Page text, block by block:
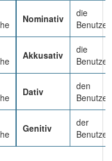
Nominativ
die
Akkusativ
die
Dativ
den
Genitiv
der